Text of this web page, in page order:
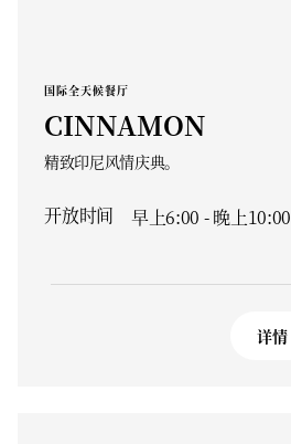
国际全天候餐厅
CINNAMON
精致印尼风情庆典。
开放时间 早上6:00 - 晚上10:00
详情